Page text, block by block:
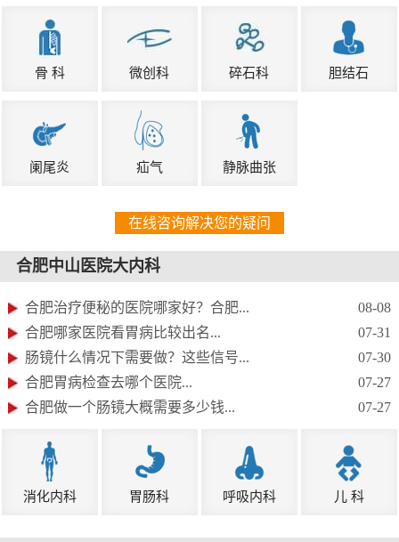
骨 科 微创科 碎石科 胆结石
阑尾炎 疝气 静脉曲张
在线咨询解决您的疑问
合肥中山医院大内科
08-08
合肥治疗便秘的医院哪家好？合肥...
07-31
合肥哪家医院看胃病比较出名...
07-30
肠镜什么情况下需要做？这些信号...
07-27
合肥胃病检查去哪个医院...
07-27
合肥做一个肠镜大概需要多少钱...
消化内科 胃肠科 呼吸内科 儿 科